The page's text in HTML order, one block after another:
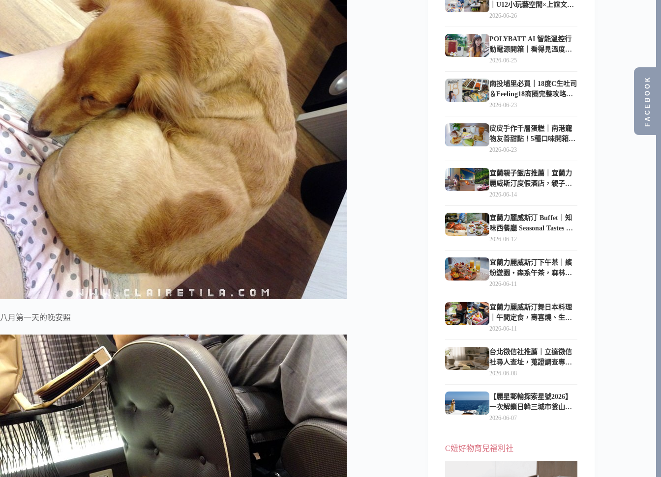
八月第一天的晚安照
｜U12小玩藝空間×上誼文
化，暑假帶孩子這樣玩
2026-06-26
POLYBATT AI 智能溫控行
動電源開箱｜看得見溫度與
電量，外出更安心的
2026-06-25
南投埔里必買｜18度C生吐司
＆Feeling18商圈完整攻略，
在地人帶路這樣逛
2026-06-23
皮皮手作千層蛋糕｜南港寵
物友善甜點！5種口味開箱，
比Lady M便宜一半的台北隱
2026-06-23
宜蘭親子飯店推薦｜宜蘭力
麗威斯汀度假酒店，親子
房、Buffet、泳池、兒童俱樂
2026-06-14
宜蘭力麗威斯汀 Buffet｜知
味西餐廳 Seasonal Tastes 晚
餐早餐吃什麼？
2026-06-12
宜蘭力麗威斯汀下午茶｜繽
紛遊園・森系午茶，森林系
甜點超好拍
2026-06-11
宜蘭力麗威斯汀舞日本料理
｜午間定食，壽喜燒、生魚
片與日式包廂空間
2026-06-11
台北徵信社推薦｜立達徵信
社尋人查址，蒐證調查專家
陪你找回失聯的家人
2026-06-08
【麗星郵輪探索星號2026】
一次解鎖日韓三城市釜山、
長崎、那霸｜餐點升級、表
2026-06-07
C妞好物育兒福利社
FACEBOOK